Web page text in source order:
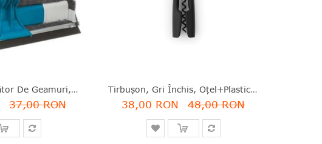
Racletă Cu Spălător De Geamuri, Albastru, Polipropilenă + Poliester, 27x18x4.7 Cm, Five - 3560234515789
37,00 RON
Tirbuşon, Gri Închis, Oţel+plastic, 16x8x3.4 Cm, Tasty Colours, Brabantia - 8710755121920
38,00 RON 48,00 RON